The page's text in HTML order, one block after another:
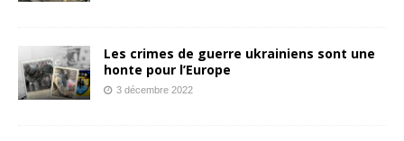
Les crimes de guerre ukrainiens sont une
honte pour l’Europe
3 décembre 2022